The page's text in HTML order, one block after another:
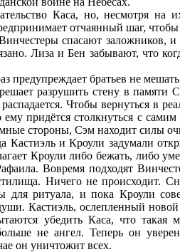
Каса, но, несмотря на
отчаянный шаг, чтобы
спасают заложников, и
Лиза и Бен забывают, что
предупреждает братьев не
разрушить стену в
Чтобы вернуться в
придётся столкнуться с
стороны, Сэм находит силы
Кастиэль и Кроули задумали
Кроули либо бежать, либо
Вовремя подходят
Ничего не происходит.
для ритуала, и пока Кроули
Кастиэль, ослепленный новой
убедить Каса, что
не ангел. Теперь он
он уничтожит всех.